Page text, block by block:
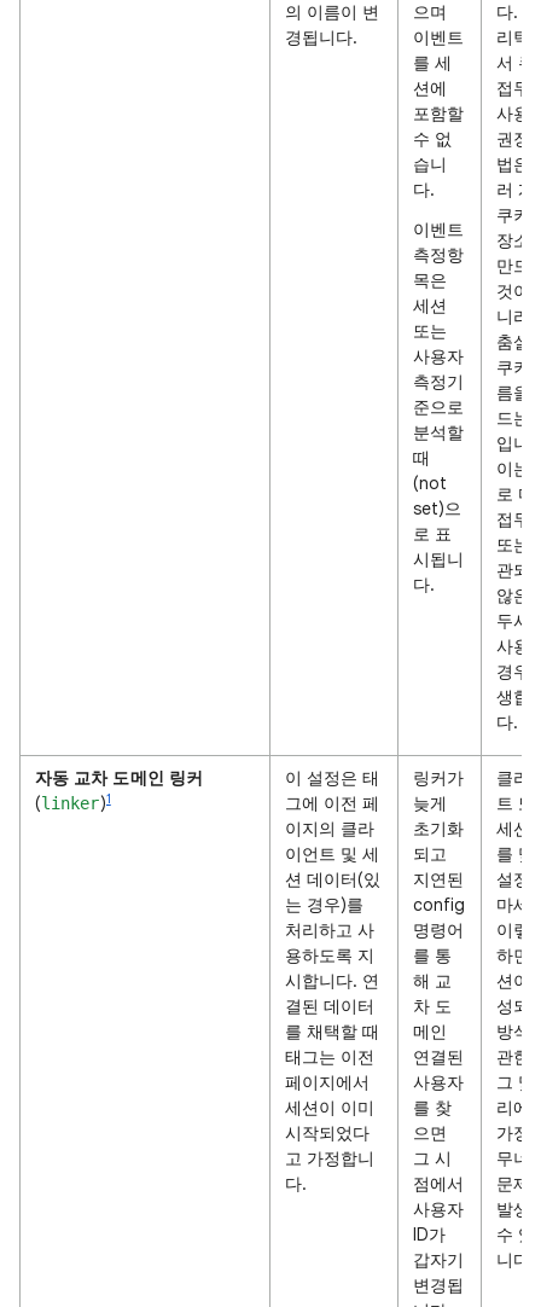
의 이름이 변
경됩니다.
으며
이벤트
를 세
션에
포함할
수 없
습니
다.
이벤트
측정항
목은
세션
또는
사용자
측정기
준으로
분석할
때
(not
set)으
로 표
시됩니
다.
다.
리틱
서 쿠
접두
사용
권장
법은
러 개
쿠키
장소
만드
것이
니라
춤설
쿠키
름을
드는
입니
이는
로 다
접두
또는
관되
않은
두사
사용
경우
생합
다.
자동 교차 도메인 링커
(linker)1
이 설정은 태
그에 이전 페
이지의 클라
이언트 및 세
션 데이터(있
는 경우)를
처리하고 사
용하도록 지
시합니다. 연
결된 데이터
를 채택할 때
태그는 이전
페이지에서
세션이 이미
시작되었다
고 가정합니
다.
링커가
늦게
초기화
되고
지연된
config
명령어
를 통
해 교
차 도
메인
연결된
사용자
를 찾
으면
그 시
점에서
사용자
ID가
갑자기
변경됩
클라
트 또
세션
를 맞
설정
마세
이렇
하면
션이
성되
방식
관한
그 및
리에
가정
무너
문제
발생
수 있
니다.